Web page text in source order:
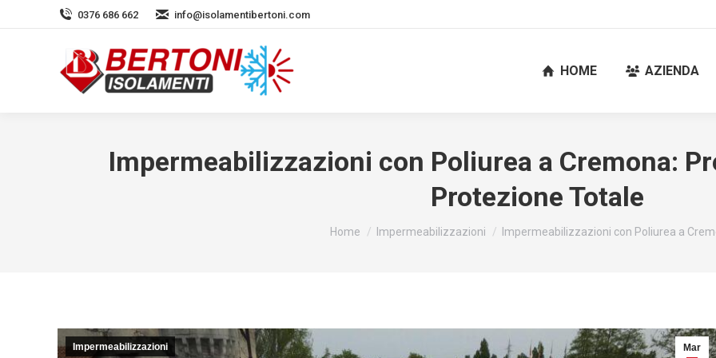
0376 686 662 info@isolamentibertoni.com
HOME AZIENDA
Impermeabilizzazioni con Poliurea a Cremona:
Protezione Totale
Tu sei qui:
Home Impermeabilizzazioni Impermeabilizzazioni con Poliurea a
Mar
Impermeabilizzazioni